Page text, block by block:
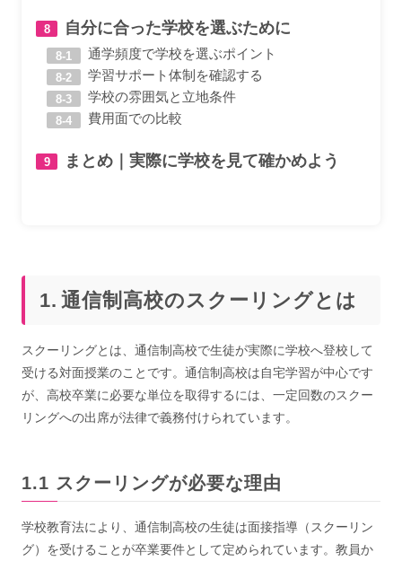
自分に合った学校を選ぶために
通学頻度で学校を選ぶポイント
学習サポート体制を確認する
学校の雰囲気と立地条件
費用面での比較
まとめ｜実際に学校を見て確かめよう
通信制高校のスクーリングとは
スクーリングとは、通信制高校で生徒が実際に学校へ登校して
受ける対面授業のことです。通信制高校は自宅学習が中心です
が、高校卒業に必要な単位を取得するには、一定回数のスクー
リングへの出席が法律で義務付けられています。
スクーリングが必要な理由
学校教育法により、通信制高校の生徒は面接指導（スクーリン
グ）を受けることが卒業要件として定められています。教員か